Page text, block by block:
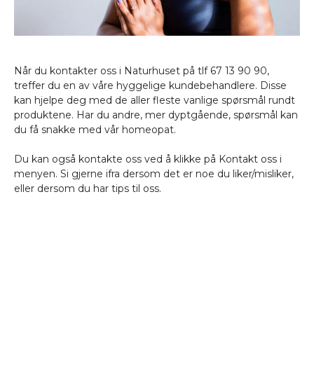
Når du kontakter oss i Naturhuset på tlf 67 13 90 90,
treffer du en av våre hyggelige kundebehandlere. Disse
kan hjelpe deg med de aller fleste vanlige spørsmål rundt
produktene. Har du andre, mer dyptgående, spørsmål kan
du få snakke med vår homeopat.
Du kan også kontakte oss ved å klikke på Kontakt oss i
menyen. Si gjerne ifra dersom det er noe du liker/misliker,
eller dersom du har tips til oss.